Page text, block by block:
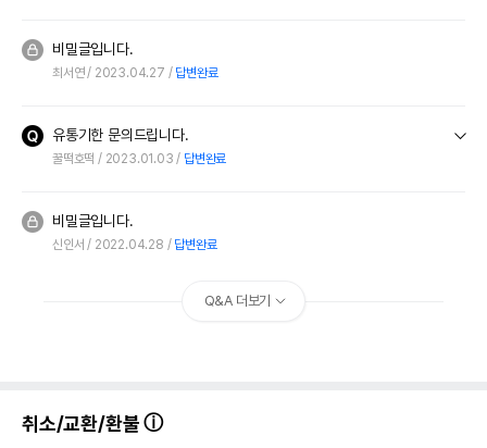
권장 연령 생후 12개월 이후
* 브랜드사에서 제공한 정보로 모든 책임은 브랜드사에 있습니다.
상품 필수 정보
제조자,수입품의 경우
비밀글입니다.
최서연 2023.04.27 답변완료
유통기한 문의드립니다.
꿀떡호떡 2023.01.03 답변완료
비밀글입니다.
신인서 2022.04.28 답변완료
Q&A 더보기
취소/교환/환불